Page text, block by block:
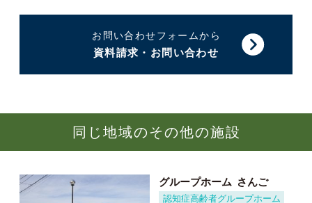
お問い合わせフォームから
資料請求・お問い合わせ
同じ地域のその他の施設
グループホーム さんご
認知症高齢者グループホーム